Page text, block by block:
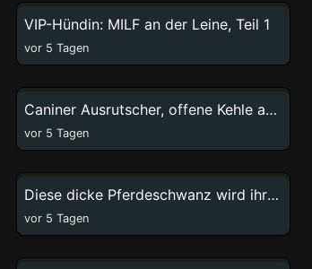
VIP-Hündin: MILF an der Leine, Teil 1
vor 5 Tagen
Caniner Ausrutscher, offene Kehle auf Gehest
vor 5 Tagen
Diese dicke Pferdeschwanz wird ihre Pussy voll machen
vor 5 Tagen